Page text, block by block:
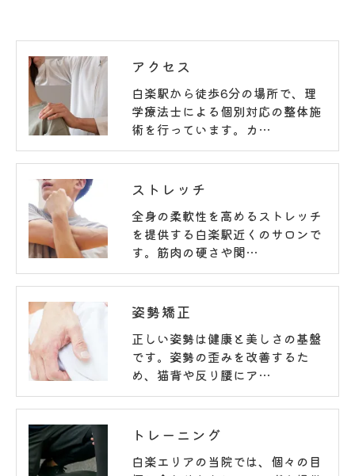
アクセス
白楽駅から徒歩6分の場所で、理
学療法士による個別対応の整体施
術を行っています。カ…
ストレッチ
全身の柔軟性を高めるストレッチ
を提供する白楽駅近くのサロンで
す。筋肉の硬さや関…
姿勢矯正
正しい姿勢は健康と美しさの基盤
です。姿勢の歪みを改善するた
め、猫背や反り腰にア…
トレーニング
白楽エリアの当院では、個々の目